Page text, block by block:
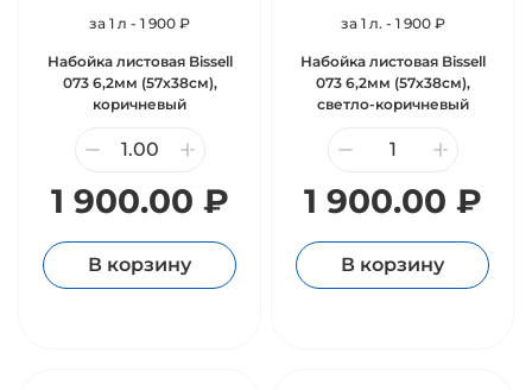
за 1 л - 1 900 ₽
Набойка листовая Bissell
073 6,2мм (57х38см),
коричневый
1 900.00 ₽
В корзину
за 1 л. - 1 900 ₽
Набойка листовая Bissell
073 6,2мм (57х38см),
светло-коричневый
1 900.00 ₽
В корзину